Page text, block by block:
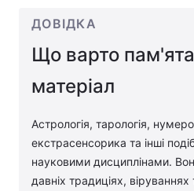
ДОВІДКА
Що варто
матеріал
Астрологія, тарологія,
екстрасенсорика та інші
науковими дисциплінами.
давніх традиціях, віруваннях